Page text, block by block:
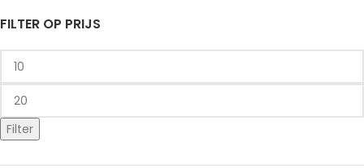
FILTER OP PRIJS
Filter